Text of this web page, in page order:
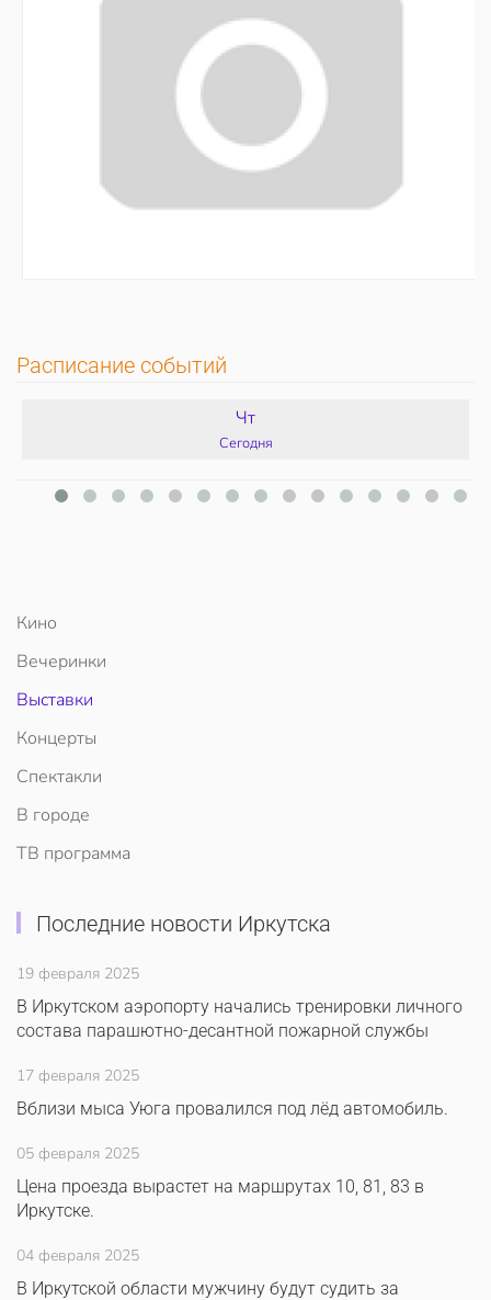
Расписание событий
Чт
Сегодня
Кино
Вечеринки
Выставки
Концерты
Спектакли
В городе
ТВ программа
Последние новости Иркутска
19 февраля 2025
В Иркутском аэропорту начались тренировки личного
состава парашютно-десантной пожарной службы
17 февраля 2025
Вблизи мыса Уюга провалился под лёд автомобиль.
05 февраля 2025
Цена проезда вырастет на маршрутах 10, 81, 83 в
Иркутске.
04 февраля 2025
В Иркутской области мужчину будут судить за